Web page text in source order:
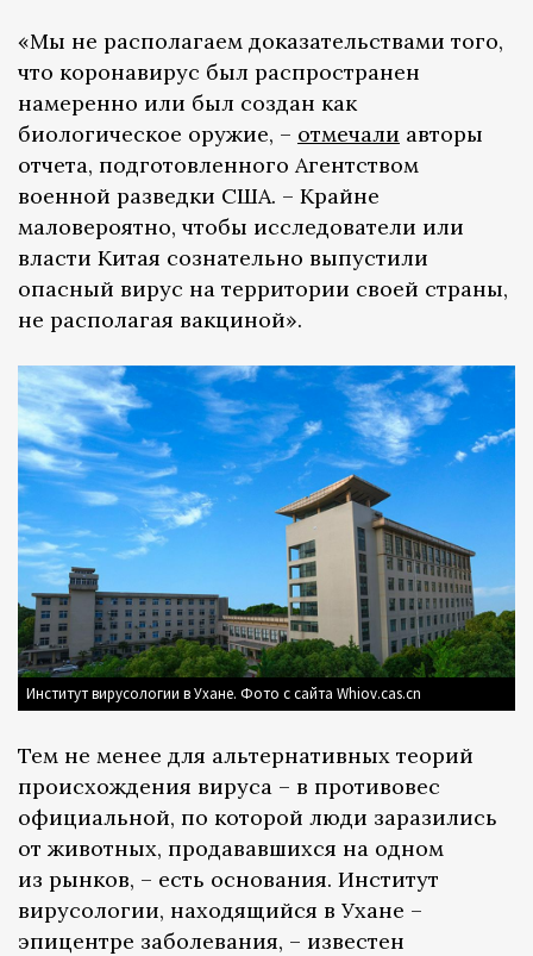
«Мы не располагаем доказательствами того,
что коронавирус был распространен
намеренно или был создан как
биологическое оружие, – отмечали авторы
отчета, подготовленного Агентством
военной разведки США. – Крайне
маловероятно, чтобы исследователи или
власти Китая сознательно выпустили
опасный вирус на территории своей страны,
не располагая вакциной».
Институт вирусологии в Ухане. Фото с сайта Whiov.cas.cn
Тем не менее для альтернативных теорий
происхождения вируса – в противовес
официальной, по которой люди заразились
от животных, продававшихся на одном
из рынков, – есть основания. Институт
вирусологии, находящийся в Ухане –
эпицентре заболевания, – известен